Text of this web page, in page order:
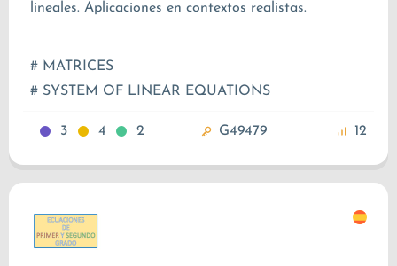
lineales. Aplicaciones en contextos realistas.
# MATRICES
# SYSTEM OF LINEAR EQUATIONS
3 4 2 G49479 12